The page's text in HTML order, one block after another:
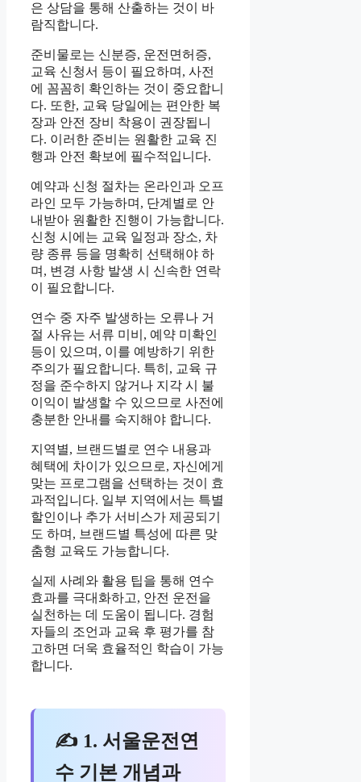
은 상담을 통해 산출하는 것이 바
람직합니다.
준비물로는 신분증, 운전면허증,
교육 신청서 등이 필요하며, 사전
에 꼼꼼히 확인하는 것이 중요합니
다. 또한, 교육 당일에는 편안한 복
장과 안전 장비 착용이 권장됩니
다. 이러한 준비는 원활한 교육 진
행과 안전 확보에 필수적입니다.
예약과 신청 절차는 온라인과 오프
라인 모두 가능하며, 단계별로 안
내받아 원활한 진행이 가능합니다.
신청 시에는 교육 일정과 장소, 차
량 종류 등을 명확히 선택해야 하
며, 변경 사항 발생 시 신속한 연락
이 필요합니다.
연수 중 자주 발생하는 오류나 거
절 사유는 서류 미비, 예약 미확인
등이 있으며, 이를 예방하기 위한
주의가 필요합니다. 특히, 교육 규
정을 준수하지 않거나 지각 시 불
이익이 발생할 수 있으므로 사전에
충분한 안내를 숙지해야 합니다.
지역별, 브랜드별로 연수 내용과
혜택에 차이가 있으므로, 자신에게
맞는 프로그램을 선택하는 것이 효
과적입니다. 일부 지역에서는 특별
할인이나 추가 서비스가 제공되기
도 하며, 브랜드별 특성에 따른 맞
춤형 교육도 가능합니다.
실제 사례와 활용 팁을 통해 연수
효과를 극대화하고, 안전 운전을
실천하는 데 도움이 됩니다. 경험
자들의 조언과 교육 후 평가를 참
고하면 더욱 효율적인 학습이 가능
합니다.
✍ 1. 서울운전연
수 기본 개념과